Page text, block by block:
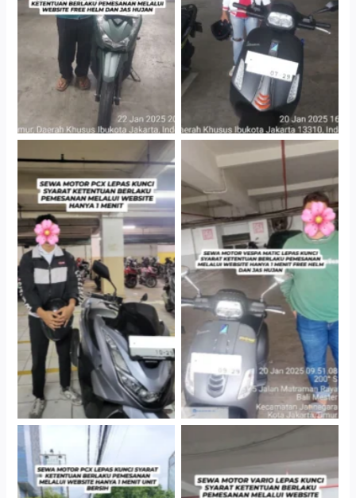
Gedung Parkir P6A Gedung Parkir P6A
Hotel Kartika Chandra,
Jakarta Selatan
Cityplaza Jatinegara
Gedung Parkir P6A